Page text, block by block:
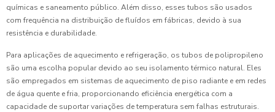
químicas e saneamento público. Além disso, esses tubos são usados
com frequência na distribuição de fluídos em fábricas, devido à sua
resistência e durabilidade.
Para aplicações de aquecimento e refrigeração, os tubos de polipropileno
são uma escolha popular devido ao seu isolamento térmico natural. Eles
são empregados em sistemas de aquecimento de piso radiante e em redes
de água quente e fria, proporcionando eficiência energética com a
capacidade de suportar variações de temperatura sem falhas estruturais.